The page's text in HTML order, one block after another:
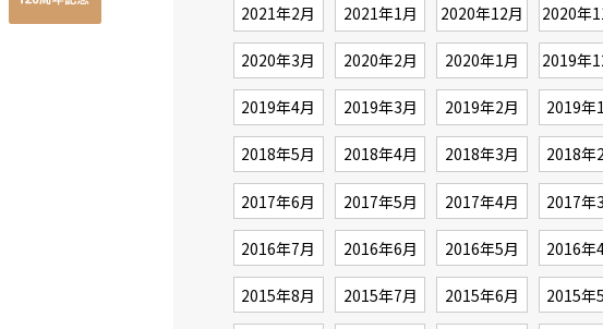
2021年2月 2021年1月 2020年12月 2020年
2020年3月 2020年2月 2020年1月 2019年
2019年4月 2019年3月 2019年2月 2019年
2018年5月 2018年4月 2018年3月 2018年
2017年6月 2017年5月 2017年4月 2017年
2016年7月 2016年6月 2016年5月 2016年
2015年8月 2015年7月 2015年6月 2015年